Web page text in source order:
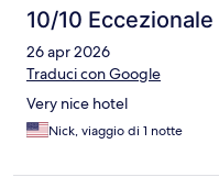
10/10 Eccezionale
26 apr 2026
Traduci con Google
Very nice hotel
Nick, viaggio di 1 notte